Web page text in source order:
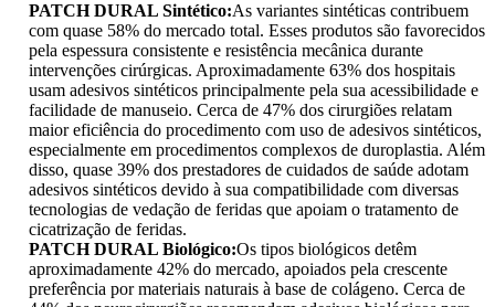
PATCH DURAL Sintético:As variantes sintéticas contribuem
com quase 58% do mercado total. Esses produtos são favorecidos
pela espessura consistente e resistência mecânica durante
intervenções cirúrgicas. Aproximadamente 63% dos hospitais
usam adesivos sintéticos principalmente pela sua acessibilidade e
facilidade de manuseio. Cerca de 47% dos cirurgiões relatam
maior eficiência do procedimento com uso de adesivos sintéticos,
especialmente em procedimentos complexos de duroplastia. Além
disso, quase 39% dos prestadores de cuidados de saúde adotam
adesivos sintéticos devido à sua compatibilidade com diversas
tecnologias de vedação de feridas que apoiam o tratamento de
cicatrização de feridas.
PATCH DURAL Biológico:Os tipos biológicos detêm
aproximadamente 42% do mercado, apoiados pela crescente
preferência por materiais naturais à base de colágeno. Cerca de